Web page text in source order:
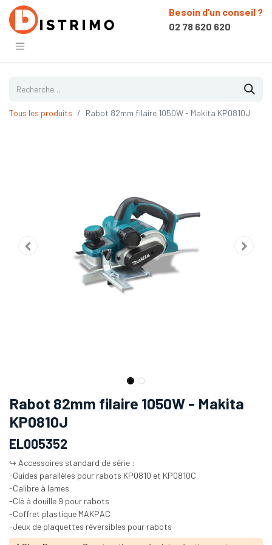
Besoin d’un conseil ?
02 78 620 620
Tous les produits Rabot 82mm filaire 1050W - Makita KP0810J
Rabot 82mm filaire 1050W - Makita
KP0810J
EL005352
↪️ Accessoires standard de série :
-Guides parallèles pour rabots KP0810 et KP0810C
-Calibre à lames
-Clé à douille 9 pour rabots
-Coffret plastique MAKPAC
-Jeux de plaquettes réversibles pour rabots